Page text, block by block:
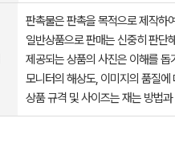
판촉물은 판촉을 목적으로 제작하
일반상품으로 판매는 신중히 판단
제공되는 상품의 사진은 이해를
모니터의 해상도, 이미지의 품질
상품 규격 및 사이즈는 재는 방법